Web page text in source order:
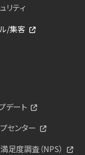
リティ
/集客
デート
センター
足度調査（NPS）